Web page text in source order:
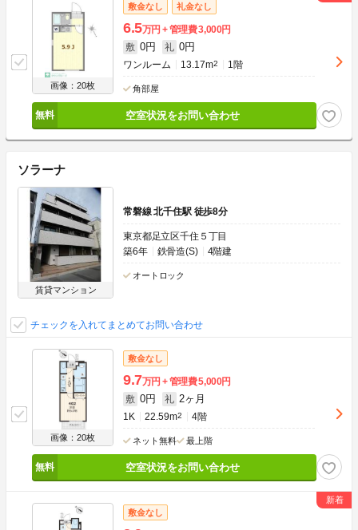
画像：20枚
敷金なし 礼金なし
6.5万円 管理費3,000円
敷 0円 礼 0円
ワンルーム 13.17m2 1階
角部屋
空室状況をお問い合わせ
ソラーナ
賃貸マンション
常磐線 北千住駅 徒歩8分
東京都足立区千住５丁目
築6年
鉄骨造(S) 4階建
オートロック
チェックを入れてまとめてお問い合わせ
画像：20枚
敷金なし
9.7万円 管理費5,000円
敷 0円 礼 2ヶ月
1K 22.59m2 4階
ネット無料 最上階
空室状況をお問い合わせ
敷金なし